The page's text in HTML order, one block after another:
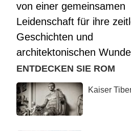
von einer gemeinsamen
Leidenschaft für ihre
Geschichten und
architektonischen
ENTDECKEN SIE ROM
Kaiser